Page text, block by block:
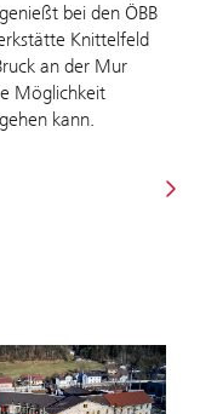
bei den ÖBB
Knittelfeld
an der Mur
Möglichkeit
kann.